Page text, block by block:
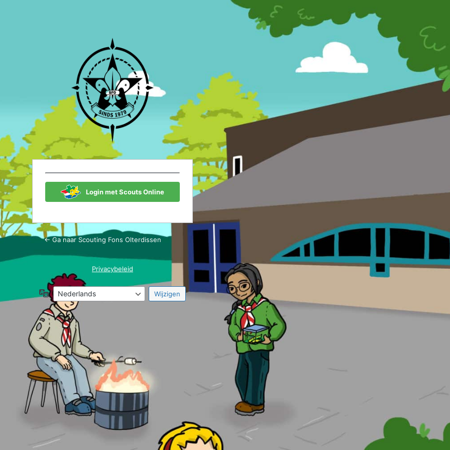
Scouting Fons Olterdissen
Login met Scouts Online
← Ga naar Scouting Fons Olterdissen
Privacybeleid
Taal